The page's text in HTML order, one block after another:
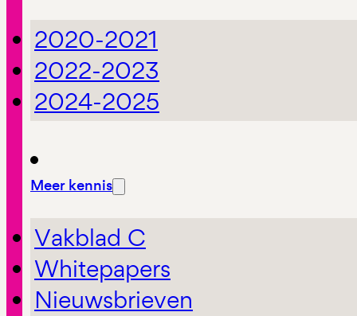
2020-2021
2022-2023
2024-2025
Meer kennis
Vakblad C
Whitepapers
Nieuwsbrieven